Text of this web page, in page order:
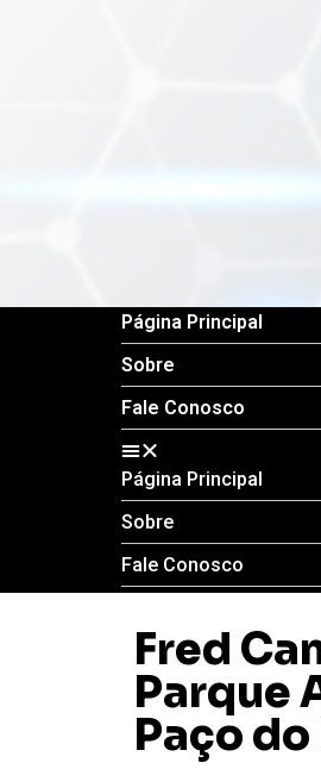
Página Principal
Sobre
Fale Conosco
Página Principal
Sobre
Fale Conosco
Fred
Parque
Paço